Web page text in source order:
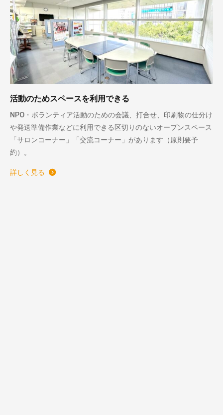
活動のためスペースを利用できる
NPO・ボランティア活動のための会議、打合せ、印刷物の仕分け
や発送準備作業などに利用できる区切りのないオープンスペース
「サロンコーナー」「交流コーナー」があります（原則要予
約）。
詳しく見る